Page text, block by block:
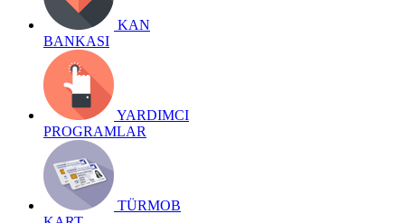
KAN
BANKASI
YARDIMCI
PROGRAMLAR
TÜRMOB